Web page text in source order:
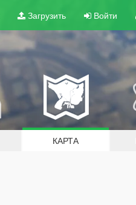
Загрузить Войти
КАРТА